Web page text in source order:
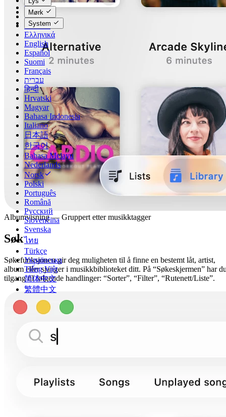
Čeština
Dansk
Deutsch
Ελληνικά
English
Español
Suomi
Français
עברית
हिन्दी
Hrvatski
Magyar
Bahasa Indonesia
Italiano
日本語
한국어
Bahasa Melayu
Nederlands
Norsk
Polski
Português
Română
Русский
Slovenčina
Svenska
ไทย
Türkçe
Українська
Tiếng Việt
简体中文
繁體中文
Mørk
System
Albumvisning — Gruppert etter musikktagger
Søk
Søkefunksjonen gir deg muligheten til å finne en bestemt låt, artist,
album eller sjanger i musikkbiblioteket ditt. På “Søkeskjermen” har
tilgang til følgende handlinger: “Sorter”, “Filter”, “Rutenett/Liste”.